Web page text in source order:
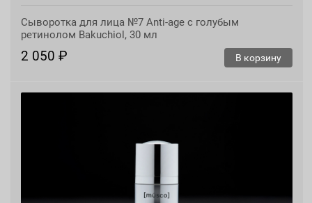
Сыворотка для лица №7 Anti-age с голубым
ретинолом Bakuchiol, 30 мл
2 050 ₽ В корзину